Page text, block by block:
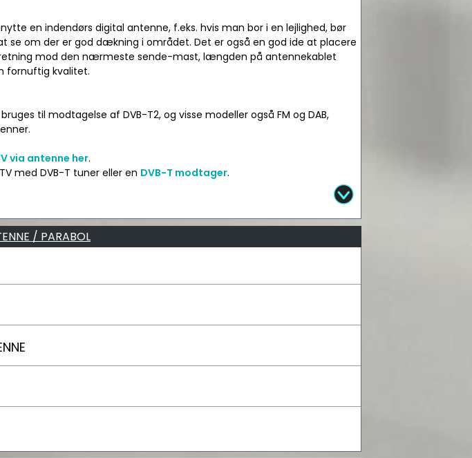
en indendørs digital antenne, f.eks. hvis man bor i en lejlighed, bør
se om der er god dækning i området. Det er også en god ide at placere
mod den nærmeste sende-mast, længden på antennekablet
fornuftig kvalitet.
til modtagelse af DVB-T2, og visse modeller også FM og DAB,
via antenne her.
med DVB-T tuner eller en DVB-T modtager.
/ PARABOL